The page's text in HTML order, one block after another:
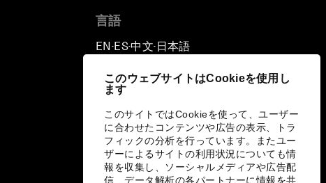
このウェブサイトはCookieを使用し
ます
このサイトではCookieを使って、ユーザー
に合わせたコンテンツや広告の表示、トラ
フィックの分析を行っています。またユー
ザーによるサイトの利用状況についても情
報を収集し、ソーシャルメディアや広告配
信、データ解析の各パートナーに情報を共
言語
EN ▪ ES▪中文▪ 日本語